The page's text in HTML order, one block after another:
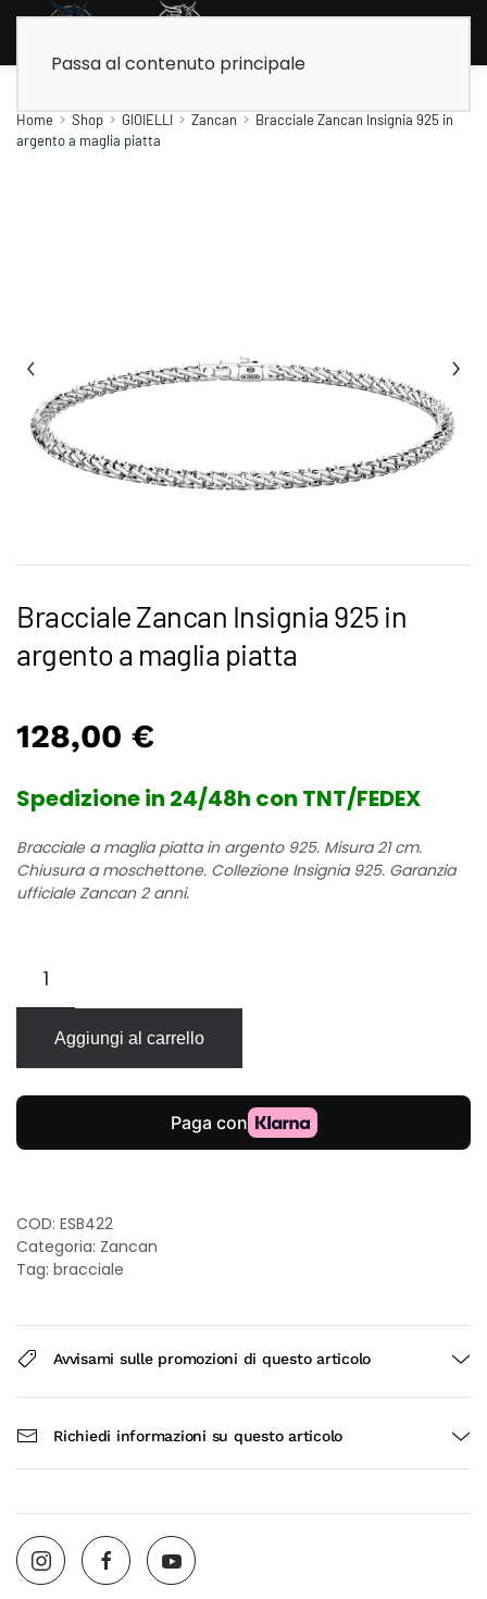
Passa al contenuto principale
Home Shop GIOIELLI Zancan
Bracciale Zancan Insignia 925 in
argento a maglia piatta
Bracciale Zancan Insignia 925 in
argento a maglia piatta
128,00 €
Spedizione in 24/48h con TNT/FEDEX
Bracciale a maglia piatta in argento 925. Misura 21 cm.
Chiusura a moschettone. Collezione Insignia 925. Garanzia
ufficiale Zancan 2 anni.
Zancan
Insignia
argento
a
piatta
Aggiungi al carrello
COD: ESB422
Categoria: Zancan
Tag: bracciale
Avvisami sulle promozioni di questo articolo
Richiedi informazioni su questo articolo